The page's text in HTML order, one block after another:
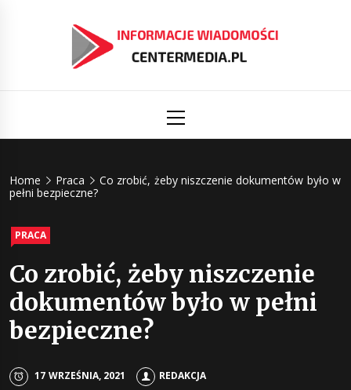
Menu
Home Praca
Co zrobić, żeby niszczenie dokumentów było w
pełni bezpieczne?
PRACA
Co zrobić, żeby niszczenie
dokumentów było w pełni
bezpieczne?
17 WRZEŚNIA, 2021 REDAKCJA